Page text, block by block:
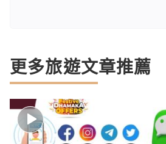
更多旅遊文章推薦